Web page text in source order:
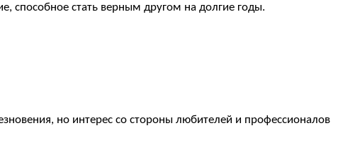
способное стать верным другом на долгие годы.
но интерес со стороны любителей и профессионалов